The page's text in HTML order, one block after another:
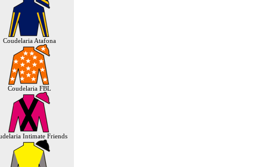
Coudelaria Atafona
Coudelaria FBL
Intimate Friends